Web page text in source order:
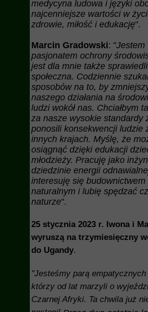
medycyna ludowa i języki
najcenniejsze wartości w
zdrowie, miłość i edukację".
Marcin Gradowski: "Jestem
pasjonatem ochrony
jest dla mnie także
społeczna. Codziennie
sposobów na to, by
naszego działania na
ludzi wokół nas. Chciałbym
za nasze wysokie standardy
ponosili konsekwencji ludzie
innych krajach. Myślę, że
osiągnąć dzięki edukacji
młodzieży. Pracuję jako
dziedzinie energii
interesuję się budownictwem
naturalnym i lubię spędzać
naturze".
25 stycznia 2023 r. Iwona i
wyruszą na trzymiesięczny
do Ugandy.
"Jesteśmy parą empatycznych
którzy od lat marzyli o
Czarnej Afryki. Ta chwila już